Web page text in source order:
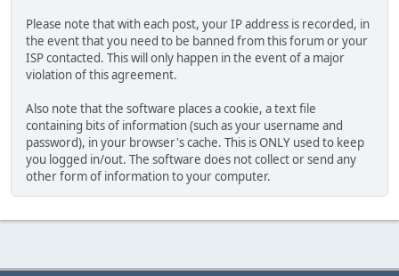
Please note that with each post, your IP address is recorded, in
the event that you need to be banned from this forum or your
ISP contacted. This will only happen in the event of a major
violation of this agreement.
Also note that the software places a cookie, a text file
containing bits of information (such as your username and
password), in your browser's cache. This is ONLY used to keep
you logged in/out. The software does not collect or send any
other form of information to your computer.